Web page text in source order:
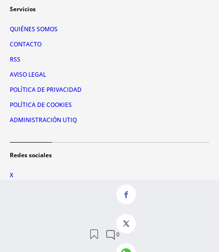
Servicios
QUIÉNES SOMOS
CONTACTO
RSS
AVISO LEGAL
POLÍTICA DE PRIVACIDAD
POLÍTICA DE COOKIES
ADMINISTRACIÓN UTIQ
Redes sociales
X